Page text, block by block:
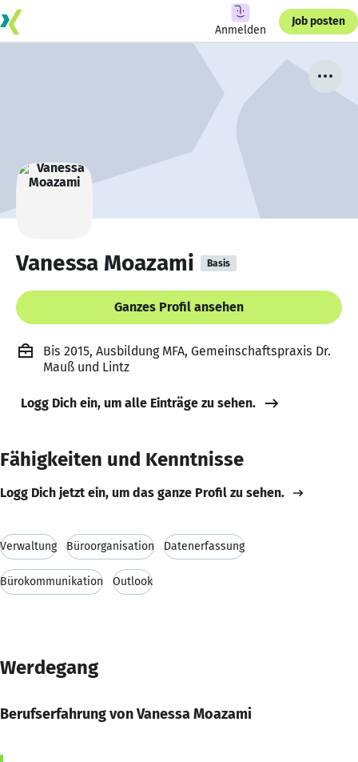
Anmelden
Job posten
Vanessa Moazami Basis
Ganzes Profil ansehen
Bis 2015, Ausbildung MFA, Gemeinschaftspraxis Dr.
Mauß und Lintz
Logg Dich ein, um alle Einträge zu sehen.
Fähigkeiten und Kenntnisse
Logg Dich jetzt ein, um das ganze Profil zu sehen.
Verwaltung Büroorganisation Datenerfassung
Bürokommunikation Outlook
Werdegang
Berufserfahrung von Vanessa Moazami